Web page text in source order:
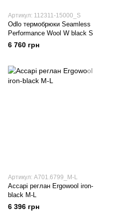
Артикул: 112311-15000_S
Odlo термобрюки Seamless
Performance Wool W black S
6 760 грн
Артикул: A701.6799_M-L
Accapi реглан Ergowool iron-
black M-L
6 396 грн